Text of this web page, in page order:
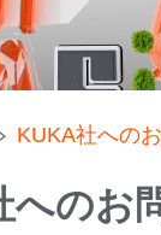
KUKA社への
へのお